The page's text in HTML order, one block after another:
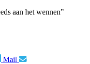
aan het wennen”
Mail